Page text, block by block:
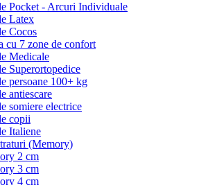
Pocket - Arcuri Individuale
Latex
Cocos
cu 7 zone de confort
Medicale
Superortopedice
persoane 100+ kg
antiescare
somiere electrice
copii
Italiene
(Memory)
2 cm
3 cm
4 cm